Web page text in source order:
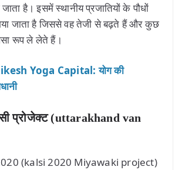
है। इसमें स्थानीय प्रजातियों के पौधों
जाता है जिससे वह तेजी से बढ़ते हैं और कुछ
रूप ले लेते हैं।
Yoga Capital: योग की
प्रोजेक्ट (uttarakhand van
2020 (kalsi 2020 Miyawaki project)